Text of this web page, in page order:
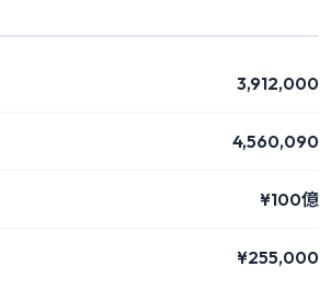
3,912,000
4,560,090
¥100億
¥255,000